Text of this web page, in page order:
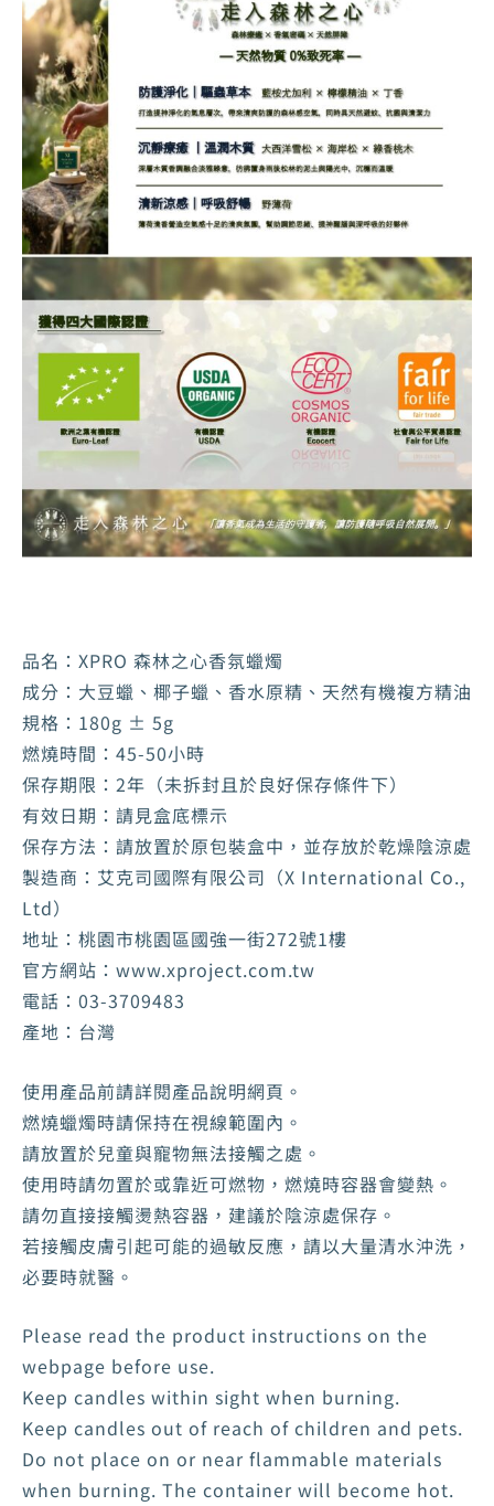
品名：XPRO 森林之心香氛蠟燭
成分：大豆蠟、椰子蠟、香水原精、天然有機複方精油
規格：180g ± 5g
燃燒時間：45-50小時
保存期限：2年（未拆封且於良好保存條件下）
有效日期：請見盒底標示
保存方法：請放置於原包裝盒中，並存放於乾燥陰涼處
製造商：艾克司國際有限公司（X International Co.,
Ltd）
地址：桃園市桃園區國強一街272號1樓
官方網站：www.xproject.com.tw
電話：03-3709483
產地：台灣
使用產品前請詳閱產品說明網頁。
燃燒蠟燭時請保持在視線範圍內。
請放置於兒童與寵物無法接觸之處。
使用時請勿置於或靠近可燃物，燃燒時容器會變熱。
請勿直接接觸燙熱容器，建議於陰涼處保存。
若接觸皮膚引起可能的過敏反應，請以大量清水沖洗，
必要時就醫。
Please read the product instructions on the
webpage before use.
Keep candles within sight when burning.
Keep candles out of reach of children and pets.
Do not place on or near flammable materials
when burning. The container will become hot.